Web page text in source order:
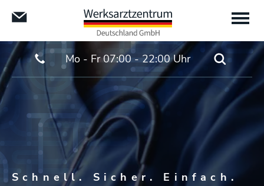
Mo - Fr 07:00 - 22:00 Uhr
Schnell. Sicher. Einfach.